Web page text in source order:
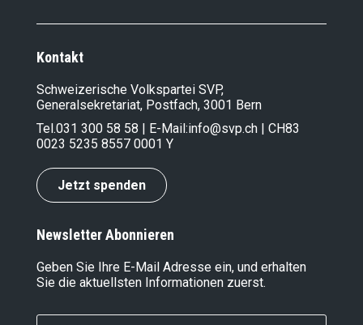
Kontakt
Schweizerische Volkspartei SVP,
Generalsekretariat, Postfach, 3001 Bern
Tel.031 300 58 58 | E-Mail:info@svp.ch | CH83
0023 5235 8557 0001 Y
Jetzt spenden
Newsletter Abonnieren
Geben Sie Ihre E-Mail Adresse ein, und erhalten
Sie die aktuellsten Informationen zuerst.